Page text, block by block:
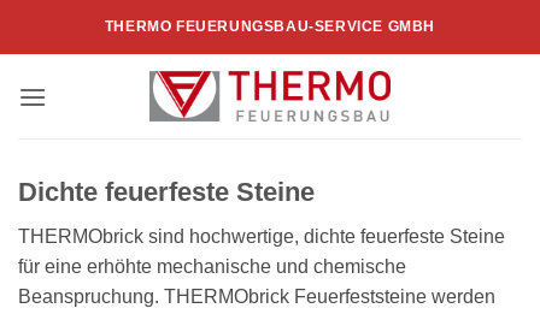
THERMO FEUERUNGSBAU-SERVICE GMBH
Dichte feuerfeste Steine
THERMObrick sind hochwertige, dichte feuerfeste Steine
für eine erhöhte mechanische und chemische
Beanspruchung. THERMObrick Feuerfeststeine werden